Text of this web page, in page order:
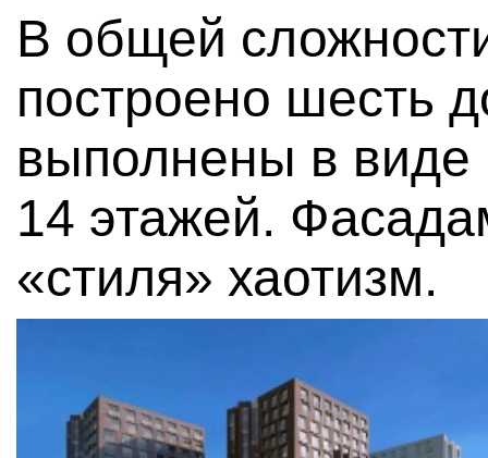
В общей
построено шесть
выполнены в виде
14 этажей.
«стиля» хаотизм.